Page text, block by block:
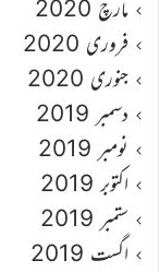
مارچ 2020
فروری 2020
جنوری 2020
دسمبر 2019
نومبر 2019
اکتوبر 2019
ستمبر 2019
اگست 2019